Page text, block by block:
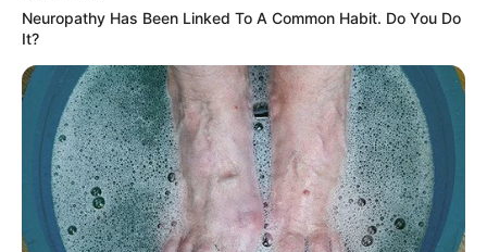
Hyena
- /10 (- Votes)
Neuropathy Has Been Linked To A Common Habit. Do You Do
It?